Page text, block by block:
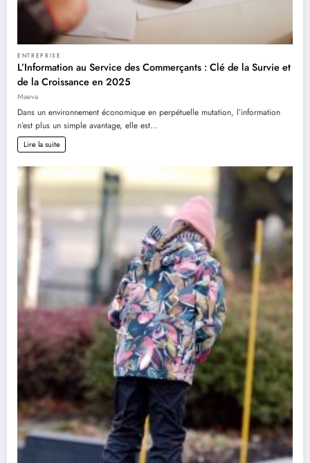
ENTREPRISE
L’Information au Service des Commerçants : Clé de la Survie et
de la Croissance en 2025
Maeva
Dans un environnement économique en perpétuelle mutation, l’information
n’est plus un simple avantage, elle est…
Lire la suite